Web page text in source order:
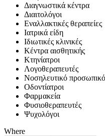
Διαγνωστικά κέντρα
Διαιτολόγοι
Εναλλακτικές θεραπείες
Ιατρικά είδη
Ιδιωτικές κλινικές
Κέντρα αισθητικής
Κτηνίατροι
Λογοθεραπευτές
Νοσηλευτικό προσωπικό
Οδοντίατροι
Φαρμακεία
Φυσιοθεραπευτές
Ψυχολόγοι
Where